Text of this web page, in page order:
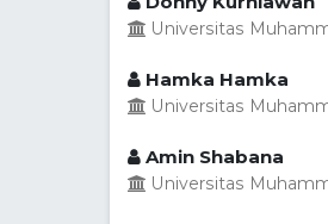
Universitas
Hamka Hamka
Universitas
Amin Shabana
Universitas